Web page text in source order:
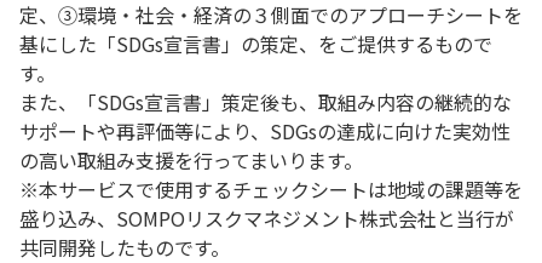
定、③環境・社会・経済の３側面でのアプローチシートを
基にした「SDGs宣言書」の策定、をご提供するもので
す。
また、「SDGs宣言書」策定後も、取組み内容の継続的な
サポートや再評価等により、SDGsの達成に向けた実効性
の高い取組み支援を行ってまいります。
※本サービスで使用するチェックシートは地域の課題等を
盛り込み、SOMPOリスクマネジメント株式会社と当行が
共同開発したものです。